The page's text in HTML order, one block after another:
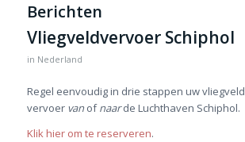
Berichten
Vliegveldvervoer Schiphol
in Nederland
Regel eenvoudig in drie stappen uw vliegveld
vervoer van ofnaarde Luchthaven Schiphol.
Klik hier om te reserveren.